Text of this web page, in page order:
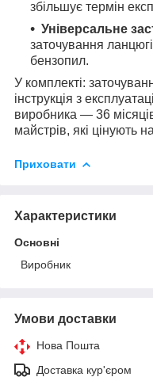
збільшує термін
Універсальне
заточування
бензопил.
У комплекті:
інструкція з
виробника — 36
майстрів, які цінують
Приховати
Характеристики
Основні
Виробник
Умови доставки
Нова Пошта
Доставка кур'єром